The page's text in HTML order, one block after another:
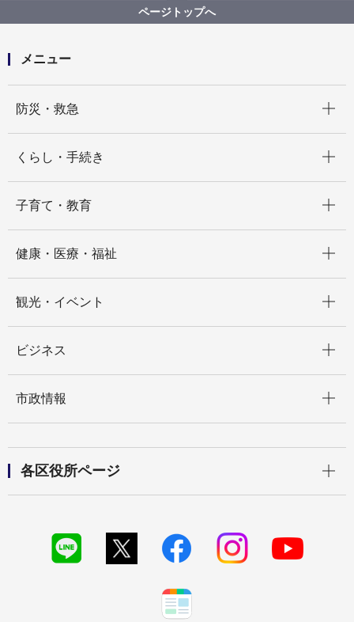
歴史年表ページトップへ
メニュー
防災・救急
くらし・手続き
子育て・教育
健康・医療・福祉
観光・イベント
ビジネス
市政情報
各区役所ページ